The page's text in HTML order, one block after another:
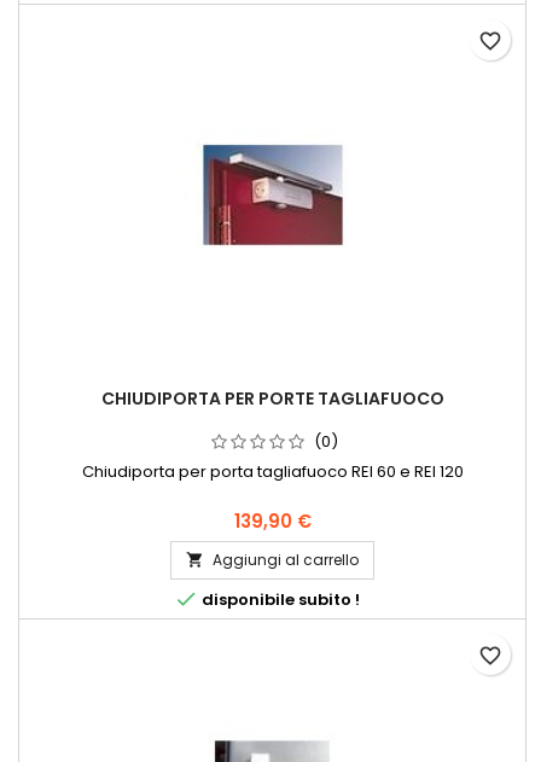
CHIUDIPORTA PER PORTE TAGLIAFUOCO
(0)
Chiudiporta per porta tagliafuoco REI 60 e REI 120
139,90 €
 Aggiungi al carrello
 disponibile subito !
favorite_border
favorite_border